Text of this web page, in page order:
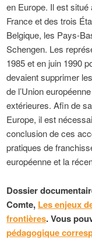
en Europe. Il est situé
France et des trois
Belgique, les Pays-
Schengen. Les
1985 et en juin 1990
devaient supprimer
de l’Union
extérieures. Afin de
Europe, il est
conclusion de ces
pratiques de
européenne et la
Dossier
Comte, Les enjeux
frontières. Vous
pédagogique